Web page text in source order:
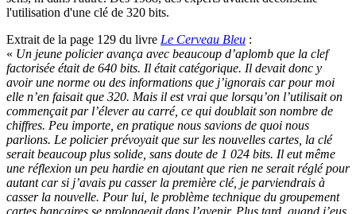
l'utilisation d'une clé de 320 bits.
Extrait de la page 129 du livre Le Cerveau Bleu :
« Un jeune policier avança avec beaucoup d’aplomb que la clef
factorisée était de 640 bits. Il était catégorique. Il devait donc y
avoir une norme ou des informations que j’ignorais car pour moi
elle n’en faisait que 320. Mais il est vrai que lorsqu’on l’utilisait on
commençait par l’élever au carré, ce qui doublait son nombre de
chiffres. Peu importe, en pratique nous savions de quoi nous
parlions. Le policier prévoyait que sur les nouvelles cartes, la clé
serait beaucoup plus solide, sans doute de 1 024 bits. Il eut même
une réflexion un peu hardie en ajoutant que rien ne serait réglé pour
autant car si j’avais pu casser la première clé, je parviendrais à
casser la nouvelle. Pour lui, le problème technique du groupement